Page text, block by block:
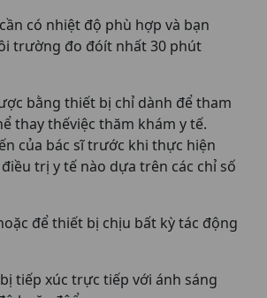
có nhiệt độ phù hợp và bạn
trường đo đóít nhất 30 phút
bằng thiết bị chỉ dành để tham
thay thếviệc thăm khám y tế.
của bác sĩ trước khi thực hiện
trị y tế nào dựa trên các chỉ số
để thiết bị chịu bất kỳ tác động
tiếp xúc trực tiếp với ánh sáng